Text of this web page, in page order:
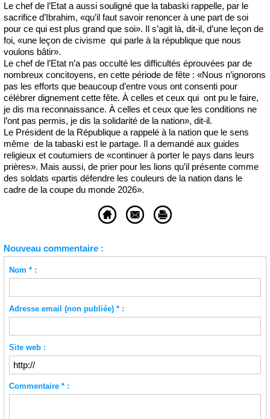
Le chef de l’Etat a aussi souligné que la tabaski rappelle, par le
sacrifice d’Ibrahim, «qu’il faut savoir renoncer à une part de soi
pour ce qui est plus grand que soi». Il s’agit là, dit-il, d’une leçon de
foi, «une leçon de civisme qui parle à la république que nous
voulons bâtir».
Le chef de l’Etat n’a pas occulté les difficultés éprouvées par de
nombreux concitoyens, en cette période de fête : «Nous n’ignorons
pas les efforts que beaucoup d’entre vous ont consenti pour
célébrer dignement cette fête. À celles et ceux qui ont pu le faire,
je dis ma reconnaissance. À celles et ceux que les conditions ne
l’ont pas permis, je dis la solidarité de la nation», dit-il.
Le Président de la République a rappelé à la nation que le sens
même de la tabaski est le partage. Il a demandé aux guides
religieux et coutumiers de «continuer à porter le pays dans leurs
prières». Mais aussi, de prier pour les lions qu’il présente comme
des soldats «partis défendre les couleurs de la nation dans le
cadre de la coupe du monde 2026».
Nouveau commentaire :
Nom * :
Adresse email (non publiée) * :
Site web :
Commentaire * :